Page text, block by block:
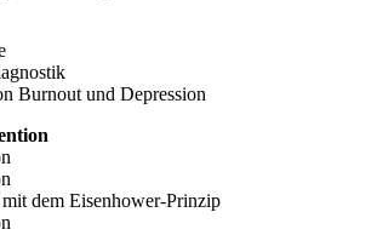
Burnout und Depression
dem Eisenhower-Prinzip